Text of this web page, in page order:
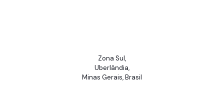
Zona Sul,
Uberlândia,
Minas Gerais, Brasil